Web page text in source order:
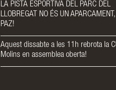
LA PISTA ESPORTIVA DEL PARC DEL
LLOBREGAT NO ÉS UN
PAZ!
Aquest dissabte a les 11h rebrota la
Molins en assemblea oberta!